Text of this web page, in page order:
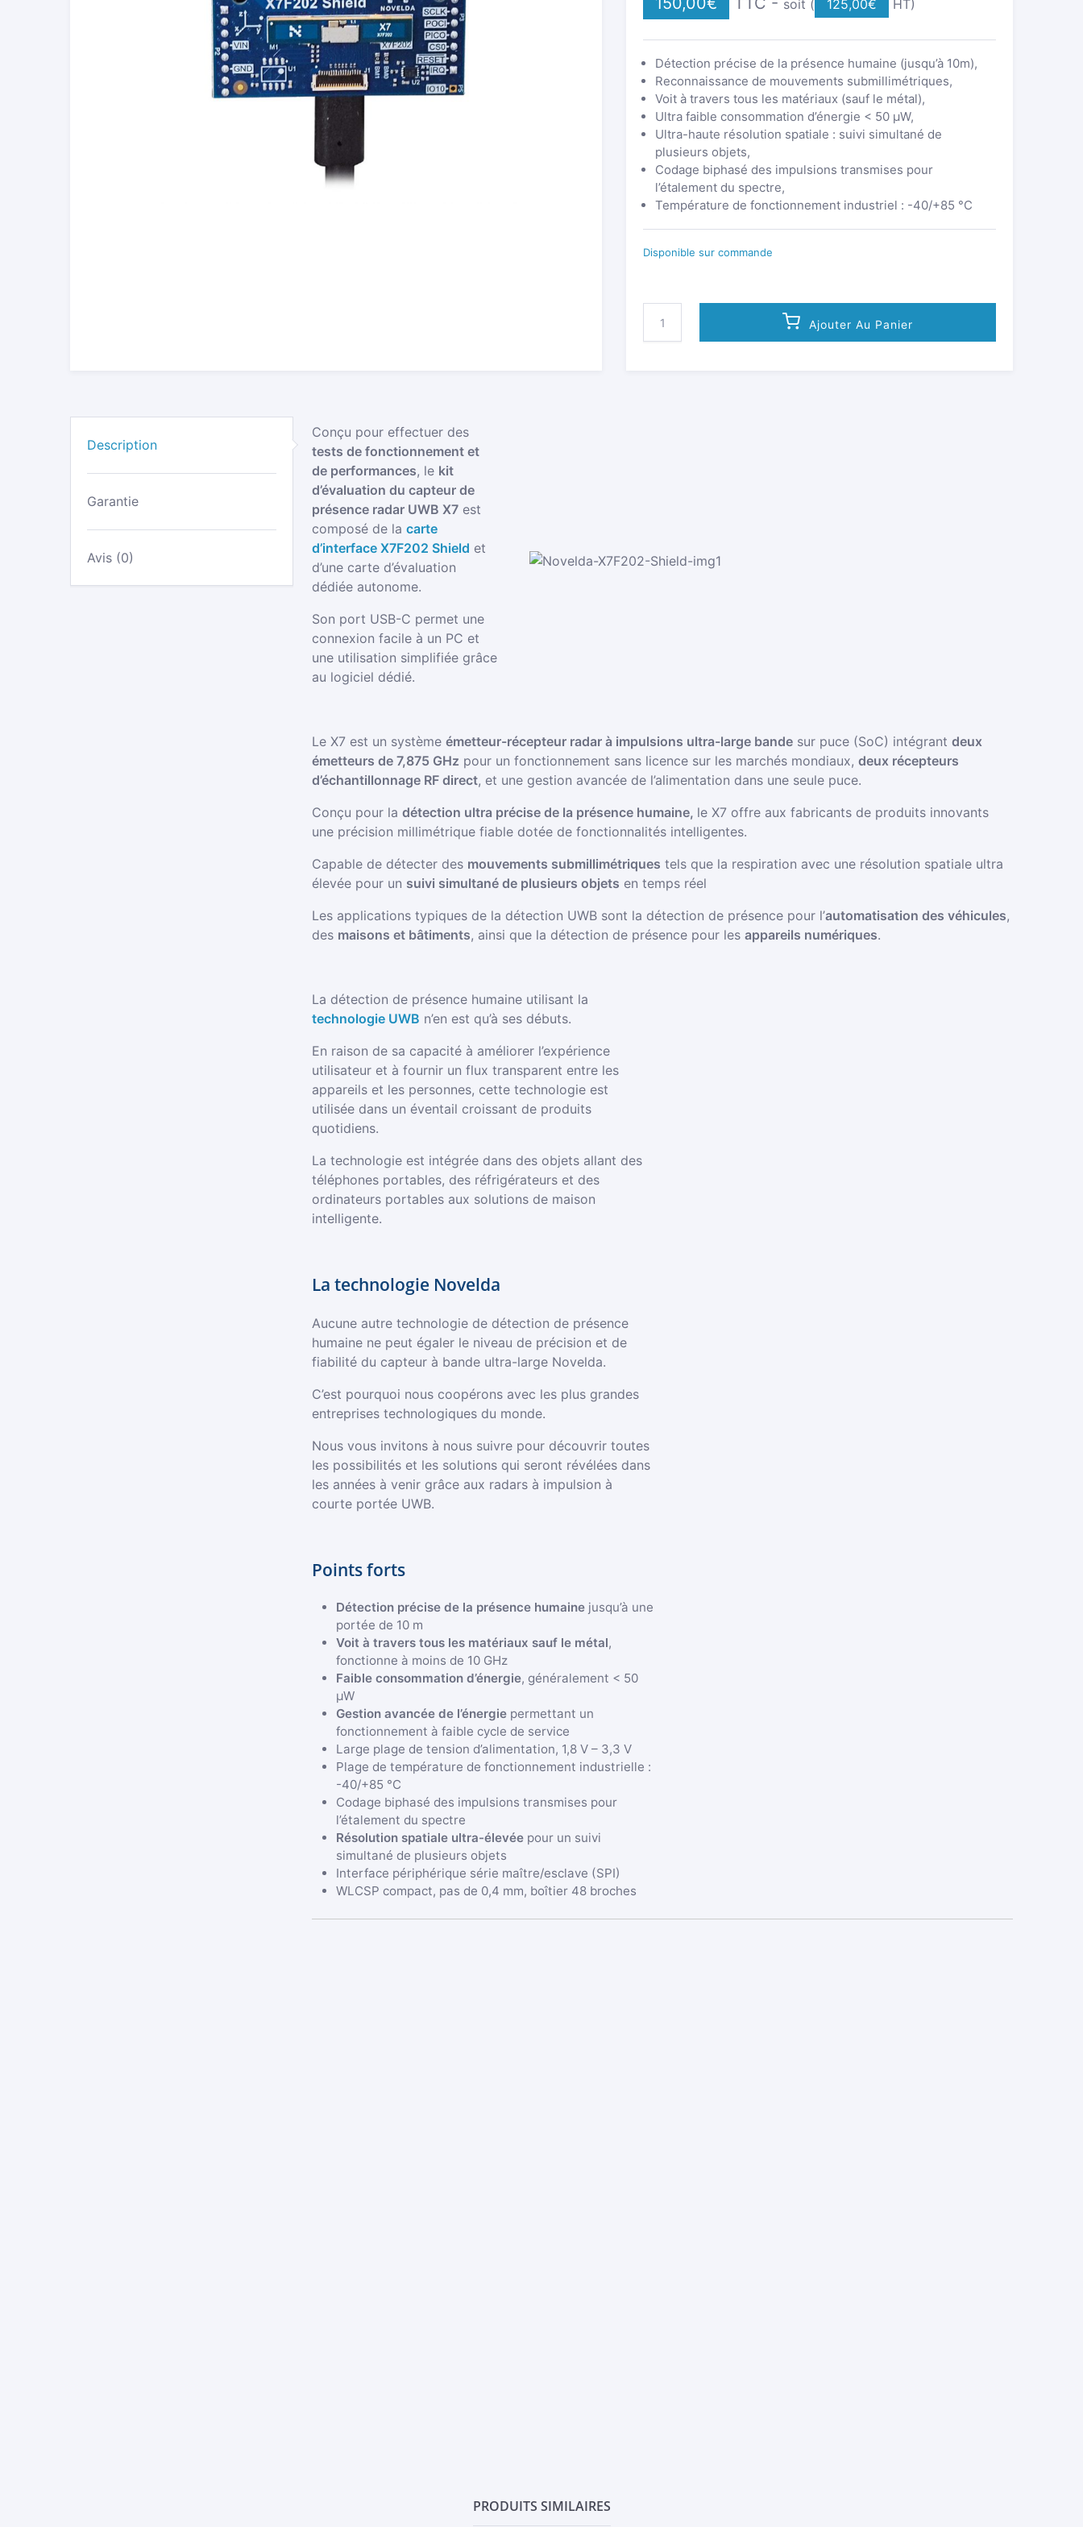
soit ( 125,00€ HT)
Détection précise de la présence humaine (jusqu’à 10m),
Reconnaissance de mouvements submillimétriques,
Voit à travers tous les matériaux (sauf le métal),
Ultra faible consommation d’énergie < 50 μW,
Ultra-haute résolution spatiale : suivi simultané de
plusieurs objets,
Codage biphasé des impulsions transmises pour
l’étalement du spectre,
Température de fonctionnement industriel : -40/+85 °C
Disponible sur commande
KIT
Ajouter Au Panier
Description
Garantie
Avis (0)
Conçu pour effectuer des
tests de fonctionnement et
de performances, le kit
d’évaluation du capteur de
présence radar UWB X7 est
composé de la carte
d’interface X7F202 Shield et
d’une carte d’évaluation
dédiée autonome.
Son port USB-C permet une
connexion facile à un PC et
une utilisation simplifiée grâce
au logiciel dédié.
Le X7 est un système émetteur-récepteur radar à impulsions ultra-large bande sur puce (SoC) intégrant deux
émetteurs de 7,875 GHz pour un fonctionnement sans licence sur les marchés mondiaux, deux récepteurs
d’échantillonnage RF direct, et une gestion avancée de l’alimentation dans une seule puce.
Conçu pour la détection ultra précise de la présence humaine, le X7 offre aux fabricants de produits innovants
une précision millimétrique fiable dotée de fonctionnalités intelligentes.
Capable de détecter des mouvements submillimétriques tels que la respiration avec une résolution spatiale ultra
élevée pour un suivi simultané de plusieurs objets en temps réel
Les applications typiques de la détection UWB sont la détection de présence pour l’automatisation des véhicules,
des maisons et bâtiments, ainsi que la détection de présence pour les appareils numériques.
La détection de présence humaine utilisant la
technologie UWB n’en est qu’à ses débuts.
En raison de sa capacité à améliorer l’expérience
utilisateur et à fournir un flux transparent entre les
appareils et les personnes, cette technologie est
utilisée dans un éventail croissant de produits
quotidiens.
La technologie est intégrée dans des objets allant des
téléphones portables, des réfrigérateurs et des
ordinateurs portables aux solutions de maison
intelligente.
La technologie Novelda
Aucune autre technologie de détection de présence
humaine ne peut égaler le niveau de précision et de
fiabilité du capteur à bande ultra-large Novelda.
C’est pourquoi nous coopérons avec les plus grandes
entreprises technologiques du monde.
Nous vous invitons à nous suivre pour découvrir toutes
les possibilités et les solutions qui seront révélées dans
les années à venir grâce aux radars à impulsion à
courte portée UWB.
Points forts
Détection précise de la présence humaine jusqu’à une
portée de 10 m
Voit à travers tous les matériaux sauf le métal,
fonctionne à moins de 10 GHz
Faible consommation d’énergie, généralement < 50
μW
Gestion avancée de l’énergie permettant un
fonctionnement à faible cycle de service
Large plage de tension d’alimentation, 1,8 V – 3,3 V
Plage de température de fonctionnement industrielle :
-40/+85 °C
Codage biphasé des impulsions transmises pour
l’étalement du spectre
Résolution spatiale ultra-élevée pour un suivi
simultané de plusieurs objets
Interface périphérique série maître/esclave (SPI)
WLCSP compact, pas de 0,4 mm, boîtier 48 broches
PRODUITS SIMILAIRES